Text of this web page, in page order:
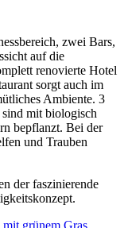
zwei Bars,
auf die
renovierte Hotel
sorgt auch im
Ambiente. 3
mit biologisch
bepflanzt. Bei der
und Trauben
der faszinierende